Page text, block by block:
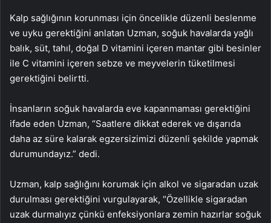
Kalp sağlığının korunması için öncelikle düzenli beslenme
ve uyku gerektiğini anlatan Uzman, soğuk havalarda yağlı
balık, süt, tahıl, doğal D vitamini içeren mantar gibi besinler
ile C vitamini içeren sebze ve meyvelerin tüketilmesi
gerektiğini belirtti.
İnsanların soğuk havalarda eve kapanmaması gerektiğini
ifade eden Uzman, “Saatlere dikkat ederek ve dışarıda
daha az süre kalarak egzersizimizi düzenli şekilde yapmak
durumundayız.” dedi.
Uzman, kalp sağlığını korumak için alkol ve sigaradan uzak
durulması gerektiğini vurgulayarak, “Özellikle sigaradan
uzak durmalıyız çünkü enfeksiyonlara zemin hazırlar soğuk